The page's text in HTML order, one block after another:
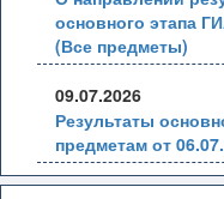
основного этапа
(Все предметы)
09.07.2026
Результаты
предметам от